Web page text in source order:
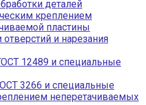
деталей
креплением
пластины
и нарезания
12489 и специальные
3266 и специальные
неперетачиваемых